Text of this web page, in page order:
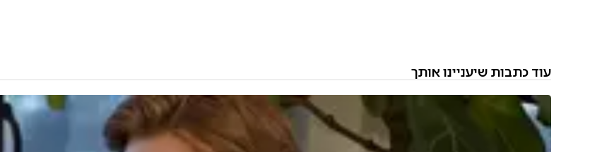
עוד כתבות שיעניינו אותך